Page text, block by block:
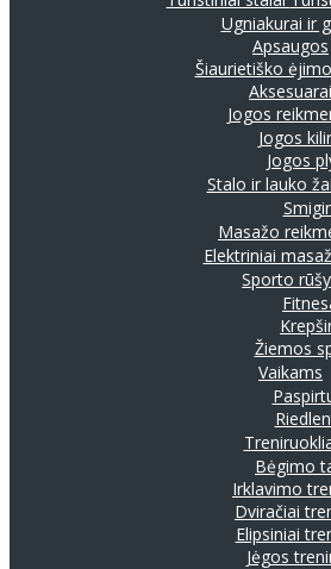
Ugniakurai ir
Apsaugos
Šiaurietiško
Aksesuarai
Jogos
Jogos
Jogos
Stalo ir lauko
Masažo
Elektriniai
Sporto
Žiemos
Vaikams
Bėgimo
Irklavimo
Dviračiai
Elipsiniai
Jėgos